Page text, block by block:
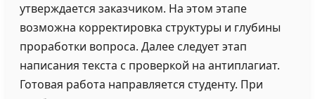
утверждается заказчиком. На этом этапе
возможна корректировка структуры и глубины
проработки вопроса. Далее следует этап
написания текста с проверкой на антиплагиат.
Готовая работа направляется студенту. При